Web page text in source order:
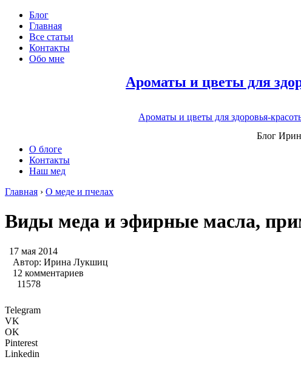
Блог
Главная
Все статьи
Контакты
Обо мне
Ароматы и цветы для
Ароматы и цветы для здоровья-
Блог
О блоге
Контакты
Наш мед
Главная › О меде и пчелах
Виды меда и эфирные масла,
17 мая 2014
Автор: Ирина Лукшиц
12 комментариев
11578
Telegram
VK
OK
Pinterest
Linkedin